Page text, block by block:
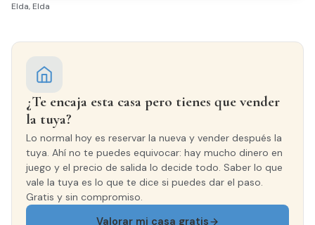
Elda, Elda
¿Te encaja esta casa pero tienes que vender
la tuya?
Lo normal hoy es reservar la nueva y vender después la
tuya. Ahí no te puedes equivocar: hay mucho dinero en
juego y el precio de salida lo decide todo. Saber lo que
vale la tuya es lo que te dice si puedes dar el paso.
Gratis y sin compromiso.
Valorar mi casa gratis